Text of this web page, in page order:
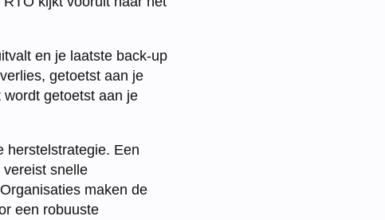
en je laatste back-up
getoetst aan je
getoetst aan je
herstelstrategie. Een
snelle
maken de
een robuuste